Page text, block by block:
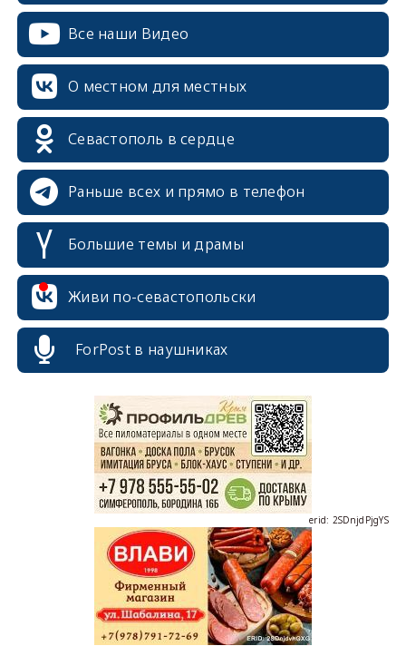
Все наши Видео
О местном для местных
Севастополь в сердце
Раньше всех и прямо в телефон
Большие темы и драмы
Живи по-севастопольски
ForPost в наушниках
erid: 2SDnjcrDNw6
erid: 2SDnjdvhGXG